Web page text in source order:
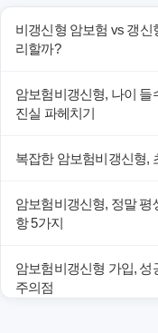
비갱신형 암보험 vs 갱신
리할까?
암보험비갱신형, 나이 들
진실 파헤치기
복잡한 암보험비갱신형,
암보험비갱신형, 정말 평
항 5가지
암보험비갱신형 가입,
주의점